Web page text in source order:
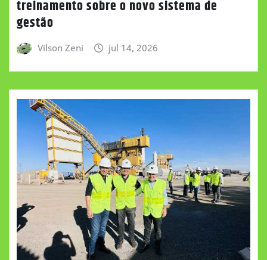
treinamento sobre o novo sistema de
gestão
Vilson Zeni jul 14, 2026